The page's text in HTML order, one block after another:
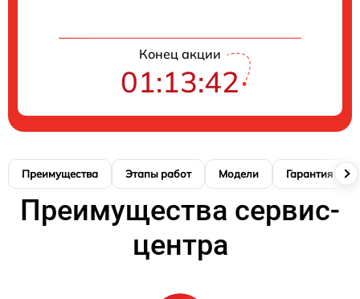
Конец акции
01:13:41
Преимущества Этапы работ Модели Гарантия
Преимущества сервис-
центра